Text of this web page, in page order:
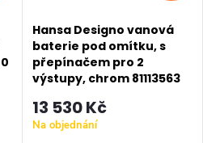
Hansa Designo vanová
baterie pod omítku, s
přepínačem pro 2
výstupy, chrom 81113563
13 530 Kč
Na objednání